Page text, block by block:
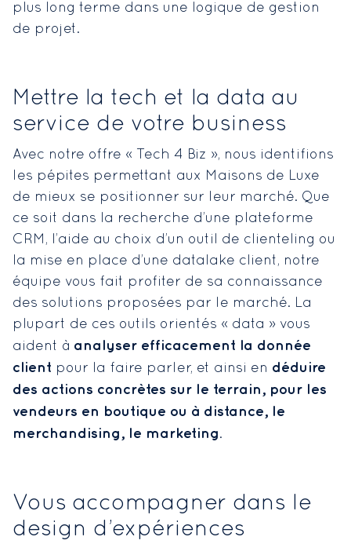
plus long terme dans une logique de gestion
de projet.
Mettre la tech et la data au
service de votre business
Avec notre offre « Tech 4 Biz », nous identifions
les pépites permettant aux Maisons de Luxe
de mieux se positionner sur leur marché. Que
ce soit dans la recherche d’une plateforme
CRM, l’aide au choix d’un outil de clienteling ou
la mise en place d’une datalake client, notre
équipe vous fait profiter de sa connaissance
des solutions proposées par le marché. La
plupart de ces outils orientés « data » vous
aident à analyser efficacement la donnée
client pour la faire parler, et ainsi en déduire
des actions concrètes sur le terrain, pour les
vendeurs en boutique ou à distance, le
merchandising, le marketing.
Vous accompagner dans le
design d’expériences